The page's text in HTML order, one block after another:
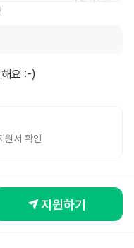
요 :-)
원서 확인
지원하기